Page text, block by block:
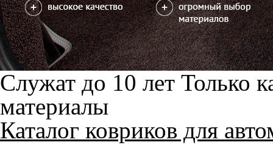
Служат до 10 лет Только
материалы
Каталог ковриков для